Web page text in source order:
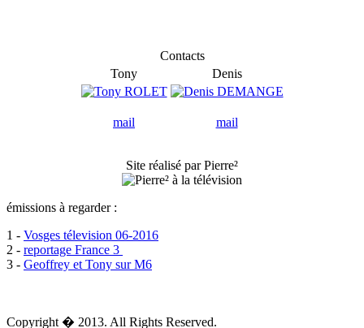
Contacts
Tony
Denis
mail mail
Site réalisé par Pierre²
émissions à regarder :
1 - Vosges télevision 06-2016
2 - reportage France 3
3 - Geoffrey et Tony sur M6
Copyright � 2013. All Rights Reserved.